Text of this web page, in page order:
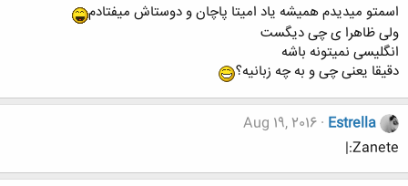
اسمتو میدیدم همیشه یاد امیتا پاچان و دوستاش میفتادم
ولی ظاهرا ی چی دیگست
انگلیسی نمیتونه باشه
دقیقا یعنی چی و به چه زبانیه؟
Estrella
Aug 19, 2016
Zanete:|